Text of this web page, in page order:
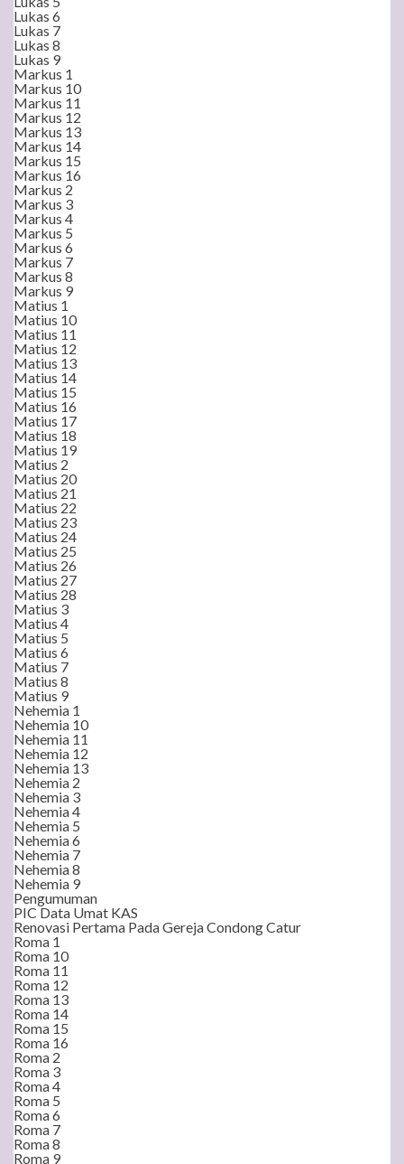
Lukas 6
Lukas 7
Lukas 8
Lukas 9
Markus 1
Markus 10
Markus 11
Markus 12
Markus 13
Markus 14
Markus 15
Markus 16
Markus 2
Markus 3
Markus 4
Markus 5
Markus 6
Markus 7
Markus 8
Markus 9
Matius 1
Matius 10
Matius 11
Matius 12
Matius 13
Matius 14
Matius 15
Matius 16
Matius 17
Matius 18
Matius 19
Matius 2
Matius 20
Matius 21
Matius 22
Matius 23
Matius 24
Matius 25
Matius 26
Matius 27
Matius 28
Matius 3
Matius 4
Matius 5
Matius 6
Matius 7
Matius 8
Matius 9
Nehemia 1
Nehemia 10
Nehemia 11
Nehemia 12
Nehemia 13
Nehemia 2
Nehemia 3
Nehemia 4
Nehemia 5
Nehemia 6
Nehemia 7
Nehemia 8
Nehemia 9
Pengumuman
PIC Data Umat KAS
Renovasi Pertama Pada Gereja Condong Catur
Roma 1
Roma 10
Roma 11
Roma 12
Roma 13
Roma 14
Roma 15
Roma 16
Roma 2
Roma 3
Roma 4
Roma 5
Roma 6
Roma 7
Roma 8
Roma 9